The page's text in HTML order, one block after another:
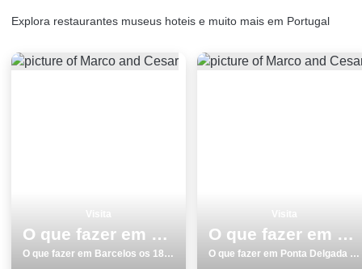
Explora restaurantes museus hoteis e muito mais em Portugal
O que fazer em Barcelos os 18 melhores sitios para visitar
O que fazer em Barcelos os 18 melhores sitios para visitar
O que fazer em Ponta Delgada os 10 melhores sitios para visitar
O que fazer em Ponta Delgada os 10 melhores sitios para visitar